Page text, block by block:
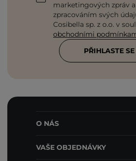
marketingových zpráv
zpracováním svých
Cosibella sp. z o.o. v
obchodními
PŘIHLASTE SE
O NÁS
VAŠE OBJEDNÁVKY